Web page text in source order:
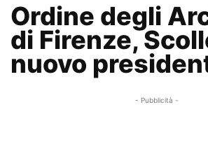
Ordine degli
di Firenze,
nuovo
- Pubblicità -